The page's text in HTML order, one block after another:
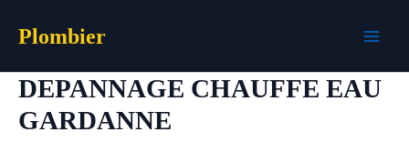
Plombier
DEPANNAGE CHAUFFE EAU
GARDANNE